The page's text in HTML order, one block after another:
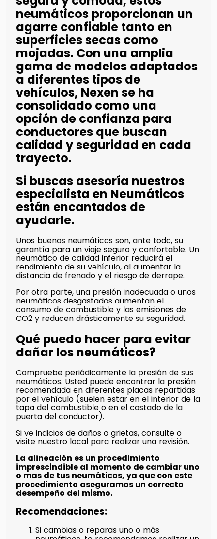
neumáticos proporcionan un
agarre confiable tanto en
superficies secas como
mojadas. Con una amplia
gama de modelos adaptados
a diferentes tipos de
vehículos, Nexen se ha
consolidado como una
opción de confianza para
conductores que buscan
calidad y seguridad en cada
trayecto.
Si buscas asesoría nuestros
especialista en Neumáticos
están encantados de
ayudarle.
Unos buenos neumáticos son, ante todo, su
garantía para un viaje seguro y confortable. Un
neumático de calidad inferior reducirá el
rendimiento de su vehículo, al aumentar la
distancia de frenado y el riesgo de derrape.
Por otra parte, una presión inadecuada o unos
neumáticos desgastados aumentan el
consumo de combustible y las emisiones de
CO2 y reducen drásticamente su seguridad.
Qué puedo hacer para evitar
dañar los neumáticos?
Compruebe periódicamente la presión de sus
neumáticos. Usted puede encontrar la presión
recomendada en diferentes placas repartidas
por el vehículo (suelen estar en el interior de la
tapa del combustible o en el costado de la
puerta del conductor).
Si ve indicios de daños o grietas, consulte o
visite nuestro local para realizar una revisión.
La alineación es un procedimiento
imprescindible al momento de cambiar uno
o mas de tus neumáticos, ya que con este
procedimiento aseguramos un correcto
desempeño del mismo.
Recomendaciones:
Si cambias o reparas uno o más